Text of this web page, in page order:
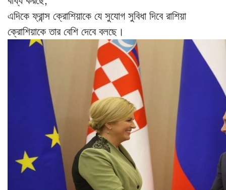
এদিকে ফ্রান্স ক্রোশিয়াকে যে সুযোগ সুবিধা দিবে রাশিয়া
ক্রোশিয়াকে তার বেশি দেবে বলছে।